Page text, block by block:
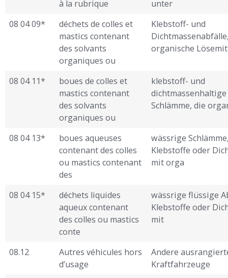
à la rubrique
unter
08 04 09*
déchets de colles et
mastics contenant
des solvants
organiques ou
Klebstoff- und
organische
08 04 11*
boues de colles et
mastics contenant
des solvants
organiques ou
klebstoff- und
dichtmassenhaltige
Schlämme, die
08 04 13*
boues aqueuses
contenant des colles
ou mastics contenant
des
wässrige
Klebstoffe oder
mit orga ­
08 04 15*
déchets liquides
aqueux contenant
des colles ou mastics
conte ­
wässrige flüssige
Klebstoffe oder
mit
08.12
Autres véhicules hors
d’usage
Andere
Kraftfahrzeuge